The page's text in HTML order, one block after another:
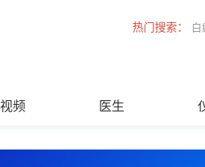
热门搜索： 白
视频 医生